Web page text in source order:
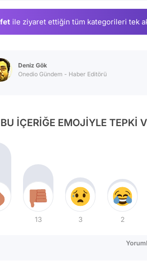
ile ziyaret ettiğin tüm kategorileri tek
Deniz Gök
Onedio Gündem - Haber Editörü
BU İÇERİĞE EMOJİYLE TEPKİ
13 3 2